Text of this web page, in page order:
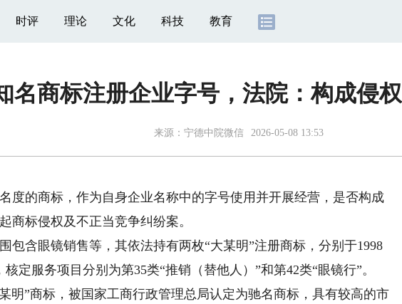
时评 理论 文化 科技 教育
名商标注册企业字号，法院：构成侵
来源： 宁德中院微信 2026-05-08 13:53
的商标，作为自身企业名称中的字号使用并开展经营，是否构成
商标侵权及不正当竞争纠纷案。
含眼镜销售等，其依法持有两枚“大某明”注册商标，分别于1998
定服务项目分别为第35类“推销（替他人）”和第42类“眼镜行”。
明”商标，被国家工商行政管理总局认定为驰名商标，具有较高的市